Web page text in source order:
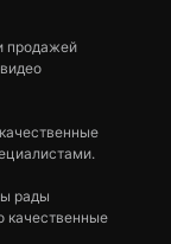
продажей
рады
качественные